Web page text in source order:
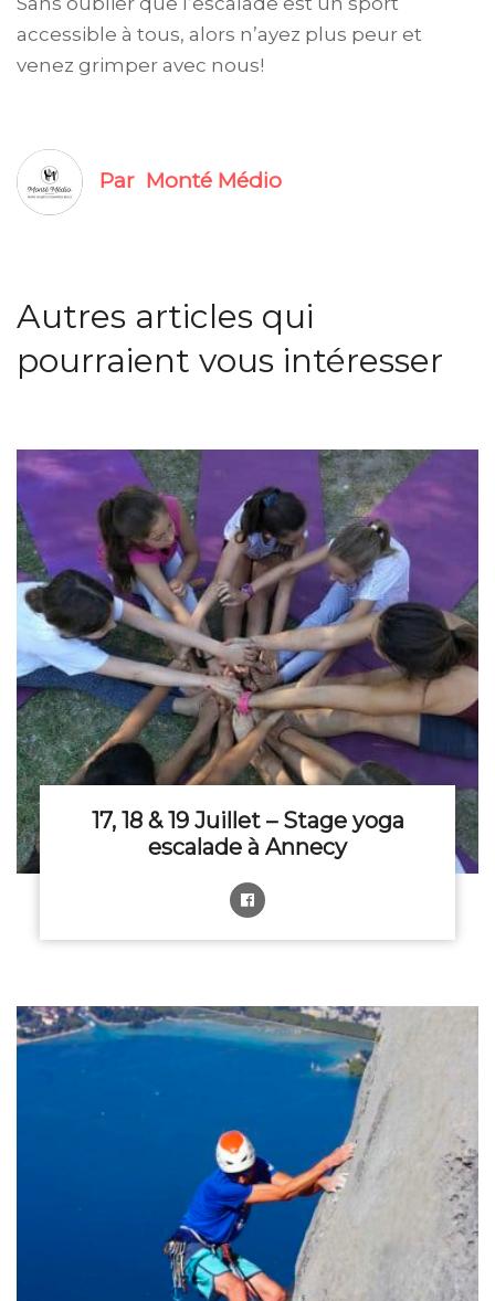
accessible à tous, alors n’ayez plus peur et
venez grimper avec nous!
Par Monté Médio
Autres articles qui
pourraient vous intéresser
17, 18 & 19 Juillet – Stage yoga
escalade à Annecy